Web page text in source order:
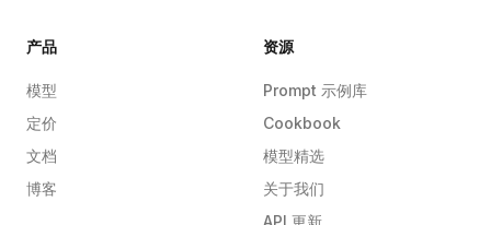
产品
模型
定价
文档
博客
资源
Prompt 示例库
Cookbook
模型精选
关于我们
API 更新